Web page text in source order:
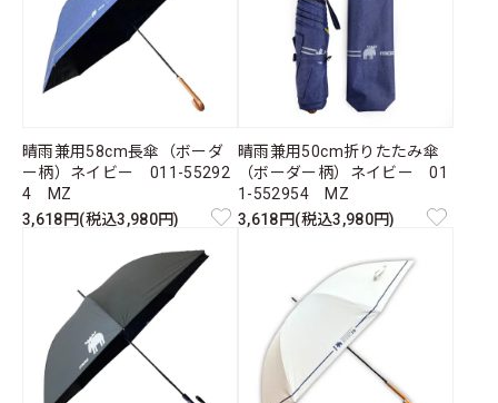
晴雨兼用58cm長傘（ボーダ
ー柄）ネイビー 011-55292
4 MZ
3,618円(税込3,980円)
晴雨兼用50cm折りたたみ傘
（ボーダー柄）ネイビー 01
1-552954 MZ
3,618円(税込3,980円)